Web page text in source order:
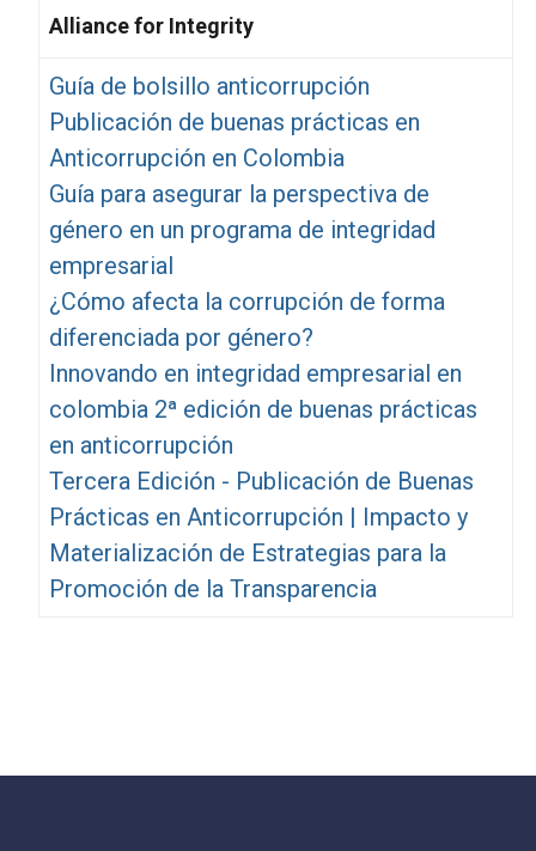
Alliance for Integrity
Guía de bolsillo anticorrupción
Publicación de buenas prácticas en
Anticorrupción en Colombia
Guía para asegurar la perspectiva de
género en un programa de integridad
empresarial
¿Cómo afecta la corrupción de forma
diferenciada por género?
Innovando en integridad empresarial en
colombia 2ª edición de buenas prácticas
en anticorrupción
Tercera Edición - Publicación de Buenas
Prácticas en Anticorrupción | Impacto y
Materialización de Estrategias para la
Promoción de la Transparencia